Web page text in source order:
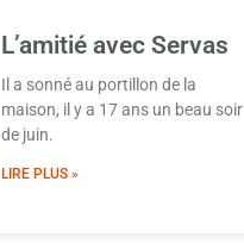
L’amitié avec Servas
Il a sonné au portillon de la
maison, il y a 17 ans un beau soir
de juin.
LIRE PLUS »